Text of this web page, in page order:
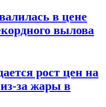
в цене
вылова
рост цен на
за жары в